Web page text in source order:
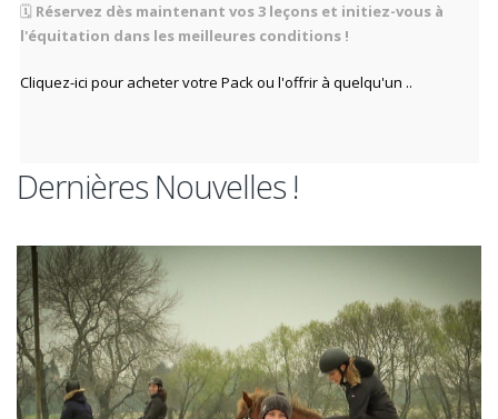
🗓️ Réservez dès maintenant vos 3 leçons et initiez-vous à
l'équitation dans les meilleures conditions !
Cliquez-ici pour acheter votre Pack ou l'offrir à quelqu'un ..
Dernières Nouvelles !